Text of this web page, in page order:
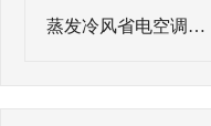
蒸发冷风省电空调…